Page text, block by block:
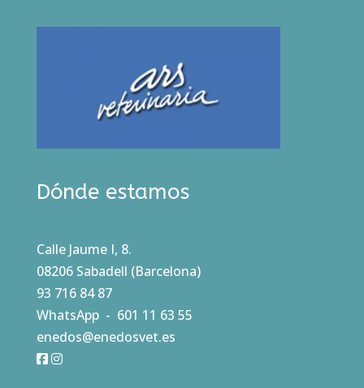
Dónde estamos
Calle Jaume I, 8.
08206 Sabadell (Barcelona)
93 716 84 87
WhatsApp - 601 11 63 55
enedos@enedosvet.es